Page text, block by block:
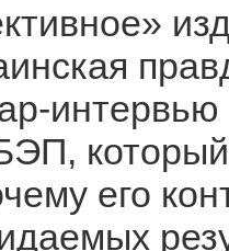
интервью
который
его